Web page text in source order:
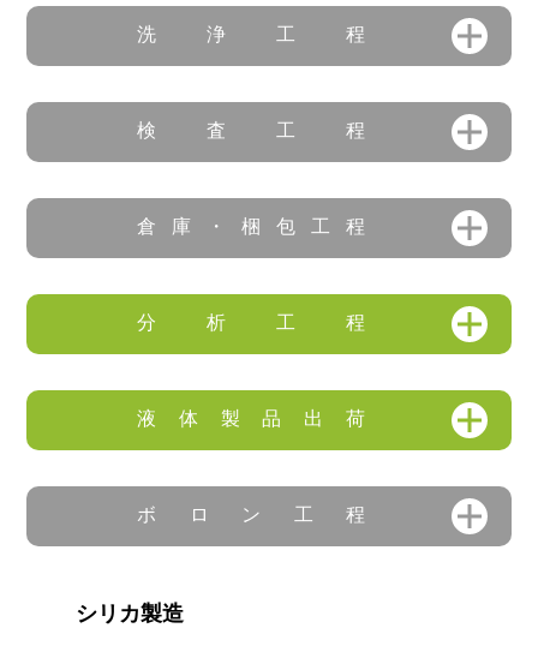
洗浄工程
検査工程
倉庫・梱包工程
分析工程
液体製品出荷
ボロン工程
シリカ製造